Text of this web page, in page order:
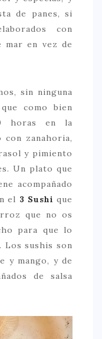
de panes, si
con
mar en vez de
sin ninguna
que como bien
horas en la
con zanahoria,
y pimiento
Un plato que
acompañado
el 3 Sushi que
que no os
para que lo
Los sushis son
y mango, y de
de salsa